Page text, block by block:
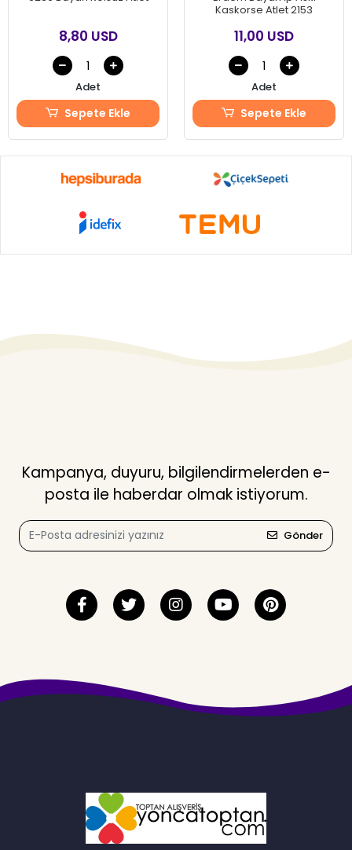
8,80 USD
Adet
Sepete Ekle
Kaskorse Atlet 2153
11,00 USD
Adet
Sepete Ekle
Kampanya, duyuru, bilgilendirmelerden e-
posta ile haberdar olmak istiyorum.
Gönder